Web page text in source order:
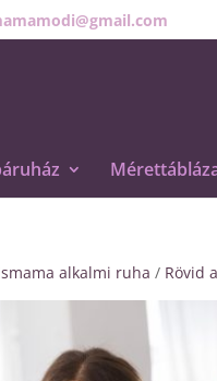
alkalmi ruha / Rövid